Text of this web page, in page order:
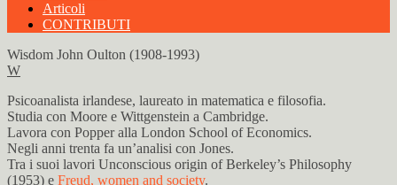
Articoli
CONTRIBUTI
Wisdom John Oulton (1908-1993)
W
Psicoanalista irlandese, laureato in matematica e filosofia.
Studia con Moore e Wittgenstein a Cambridge.
Lavora con Popper alla London School of Economics.
Negli anni trenta fa un’analisi con Jones.
Tra i suoi lavori Unconscious origin of Berkeley’s Philosophy
(1953) e Freud, women and society.